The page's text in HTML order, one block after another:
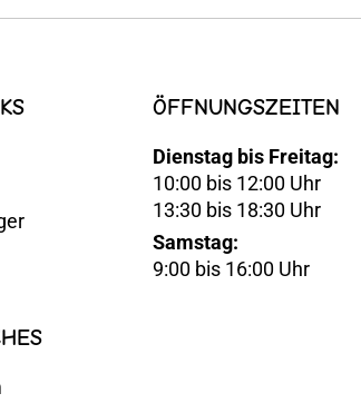
ÖFFNUNGSZEITEN
Dienstag bis Freitag:
10:00 bis 12:00 Uhr
13:30 bis 18:30 Uhr
Samstag:
9:00 bis 16:00 Uhr